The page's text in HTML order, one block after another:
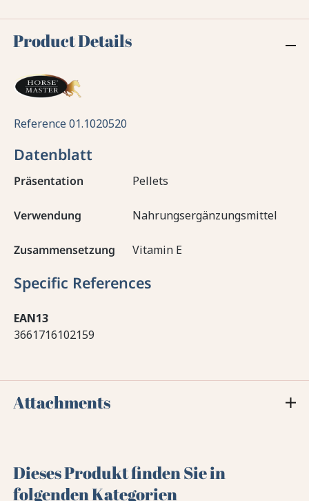
Product Details
Reference01.1020520
Datenblatt
Präsentation Pellets
Verwendung Nahrungsergänzungsmittel
Zusammensetzung Vitamin E
Specific References
EAN13
3661716102159
Attachments
Dieses Produkt finden Sie in
folgenden Kategorien